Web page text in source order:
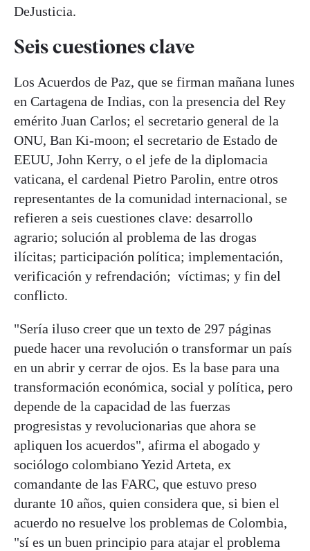
DeJusticia.
Seis cuestiones clave
Los Acuerdos de Paz, que se firman mañana lunes
en Cartagena de Indias, con la presencia del Rey
emérito Juan Carlos; el secretario general de la
ONU, Ban Ki-moon; el secretario de Estado de
EEUU, John Kerry, o el jefe de la diplomacia
vaticana, el cardenal Pietro Parolin, entre otros
representantes de la comunidad internacional, se
refieren a seis cuestiones clave: desarrollo
agrario; solución al problema de las drogas
ilícitas; participación política; implementación,
verificación y refrendación; víctimas; y fin del
conflicto.
"Sería iluso creer que un texto de 297 páginas
puede hacer una revolución o transformar un país
en un abrir y cerrar de ojos. Es la base para una
transformación económica, social y política, pero
depende de la capacidad de las fuerzas
progresistas y revolucionarias que ahora se
apliquen los acuerdos", afirma el abogado y
sociólogo colombiano Yezid Arteta, ex
comandante de las FARC, que estuvo preso
durante 10 años, quien considera que, si bien el
acuerdo no resuelve los problemas de Colombia,
"sí es un buen principio para atajar el problema